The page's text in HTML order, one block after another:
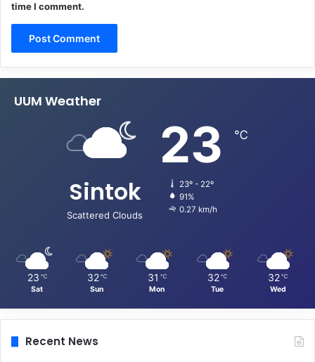
time I comment.
UUM Weather
Sintok
Scattered Clouds
23 ℃
23º - 22º
91%
0.27 km/h
23 ℃
Sat
32 ℃
Sun
31 ℃
Mon
32 ℃
Tue
32 ℃
Wed
Recent News